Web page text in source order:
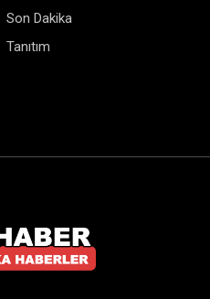
Son Dakika
Tanıtım